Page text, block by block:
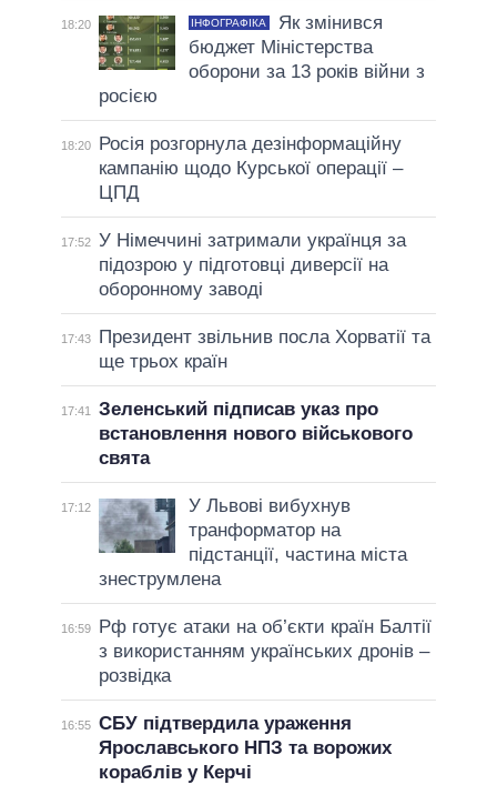
18:20 ІНФОГРАФІКА
Як змінився
бюджет Міністерства
оборони за 13 років війни з
росією
18:20
Росія розгорнула дезінформаційну
кампанію щодо Курської операції –
ЦПД
17:52 У Німеччині затримали українця за
підозрою у підготовці диверсії на
оборонному заводі
17:43
Президент звільнив посла Хорватії та
ще трьох країн
17:41 Зеленський підписав указ про
встановлення нового військового
свята
17:12
У Львові вибухнув
транформатор на
підстанції, частина міста
знеструмлена
16:59
Рф готує атаки на об’єкти країн Балтії
з використанням українських дронів –
розвідка
16:55 СБУ підтвердила ураження
Ярославського НПЗ та ворожих
кораблів у Керчі